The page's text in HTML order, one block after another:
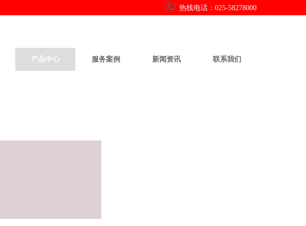
热线电话： 025-58278000
产品中心 服务案例 新闻资讯 联系我们